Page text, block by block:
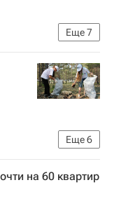
Еще7
ФО
Еще6
на 60 квартир